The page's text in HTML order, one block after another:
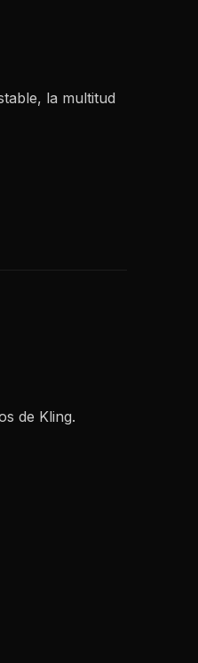
la multitud
de Kling.